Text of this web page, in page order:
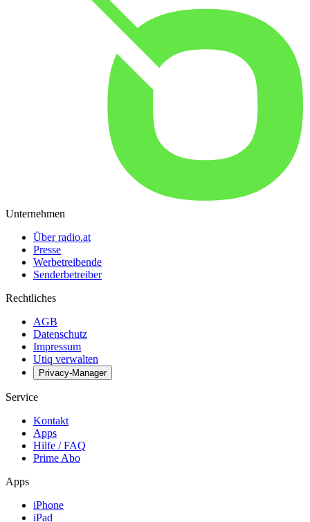
Unternehmen
Über radio.at
Presse
Werbetreibende
Senderbetreiber
Rechtliches
AGB
Datenschutz
Impressum
Utiq verwalten
Privacy-Manager
Service
Kontakt
Apps
Hilfe / FAQ
Prime Abo
Apps
iPhone
iPad